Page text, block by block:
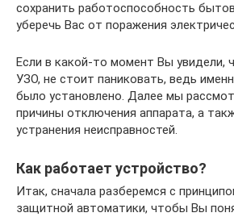
сохранить работоспособность
уберечь Вас от поражения
Если в какой-то момент Вы увидели,
УЗО, не стоит паниковать, ведь
было установлено. Далее мы
причины отключения аппарата, а
устранения неисправностей.
Как работает устройство?
Итак, сначала разберемся с
защитной автоматики, чтобы Вы